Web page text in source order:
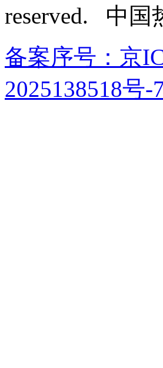
reserved. 中国
备案序号：京
2025138518号-